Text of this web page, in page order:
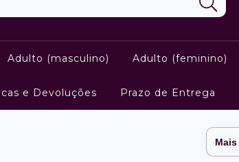
Adulto (masculino) Adulto (feminino)
e Devoluções Prazo de Entrega